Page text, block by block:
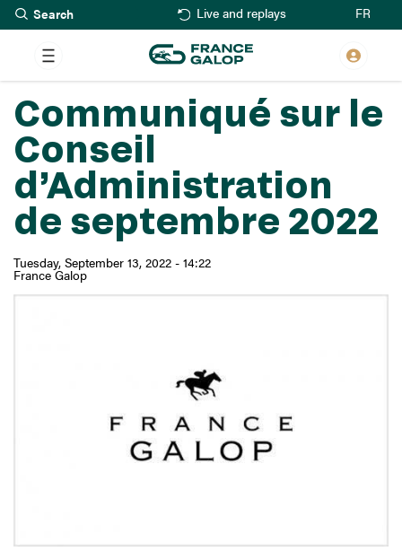
Skip
to
main
content
Live and replays FR
Communiqué sur le
Conseil
d’Administration
de septembre 2022
Tuesday, September 13, 2022 - 14:22
France Galop